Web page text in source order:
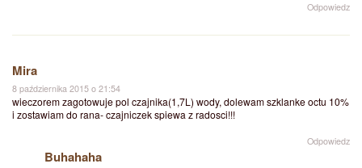
Odpowiedz
Mira
8 października 2015 o 21:54
wieczorem zagotowuje pol czajnika(1,7L) wody, dolewam szklanke octu 10%
i zostawiam do rana- czajniczek spiewa z radosci!!!
Odpowiedz
Buhahaha